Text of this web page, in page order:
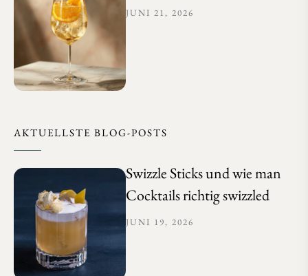
JUNI 21, 2026
AKTUELLSTE BLOG-POSTS
Swizzle Sticks und wie man
Cocktails richtig swizzled
JUNI 19, 2026